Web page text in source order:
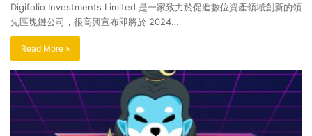
Digifolio Investments Limited 是一家致力於促進數位資產領域創新的領
先區塊鏈公司，很高興宣布即將於 2024…
Read More »